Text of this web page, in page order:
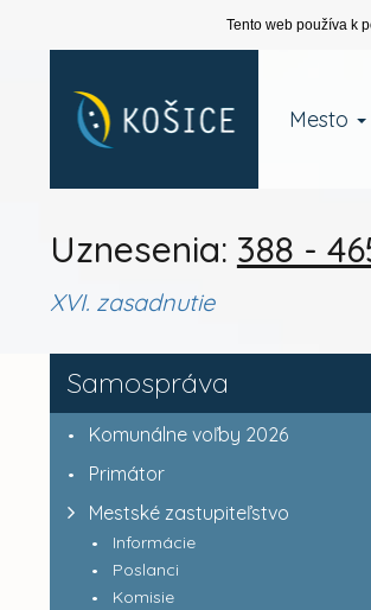
Tento web používa k
Mesto
Uznesenia: 388 -
XVI. zasadnutie
Samospráva
Komunálne voľby 2026
Primátor
Mestské zastupiteľstvo
Informácie
Poslanci
Komisie